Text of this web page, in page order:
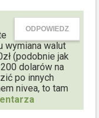
ODPOWIEDZ
wymiana walut
(podobnie jak
dolarów na
po innych
nivea, to tam
nie odbierze